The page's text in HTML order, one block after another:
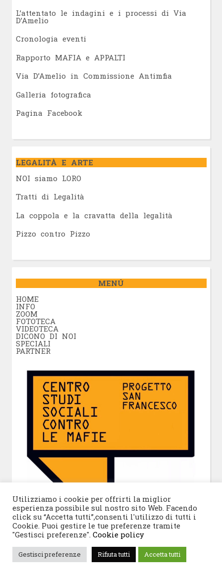
L’attentato le indagini e i processi di Via
D’Amelio
Cronologia eventi
Rapporto MAFIA e APPALTI
Via D’Amelio in Commissione Antimfia
Galleria fotografica
Pagina Facebook
LEGALITÀ E ARTE
NOI siamo LORO
Tratti di Legalità
La coppola e la cravatta della legalità
Pizzo contro Pizzo
MENÚ
HOME
INFO
ZOOM
FOTOTECA
VIDEOTECA
DICONO DI NOI
SPECIALI
PARTNER
Utilizziamo i cookie per offrirti la miglior
esperienza possibile sul nostro sito Web. Facendo
click su “Accetta tutti”,consenti l'utilizzo di tutti i
Cookie. Puoi gestire le tue preferenze tramite
"Gestisci preferenze". Cookie policy
Gestisci preferenze Rifiuta tutti Accetta tutti